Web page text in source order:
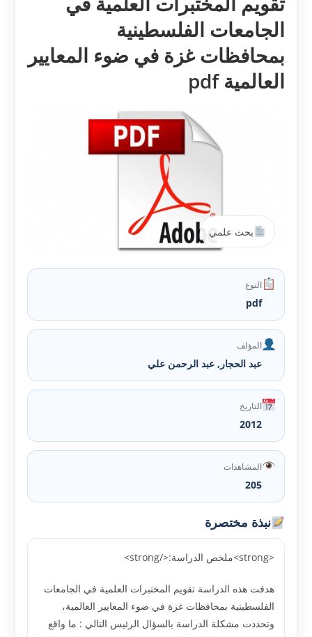
الجامعات الفلسطينية
بمحافظات غزة في ضوء المعايير
العالمية pdf
بحث علمي
النوع
pdf
المؤلف
عبد الحجار, عبد الرحمن علي
التاريخ
2012
المشاهدات
205
نبذة مختصرة
<strong>ملخص الدراسة:</strong>
هدفت هذه الدراسة تقويم المختبرات العلمية في الجامعات
الفلسطينية بمحافظات غزة في ضوء المعايير العالمية،
وتحددت مشكلة الدراسة بالسؤال الرئيس التالي : ما واقع